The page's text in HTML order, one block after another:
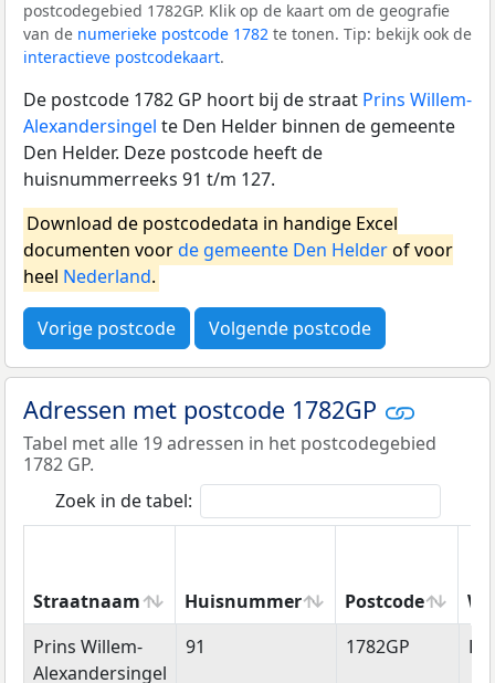
postcodegebied 1782GP. Klik op de kaart om de geografie
van de numerieke postcode 1782 te tonen. Tip: bekijk ook de
interactieve postcodekaart.
De postcode 1782 GP hoort bij de straat Prins Willem-
Alexandersingel te Den Helder binnen de gemeente
Den Helder. Deze postcode heeft de
huisnummerreeks 91 t/m 127.
Download de postcodedata in handige Excel
documenten voorde gemeente Den Helderof voor
heel Nederland.
Vorige postcode Volgende postcode
Adressen met postcode 1782GP
Tabel met alle 19 adressen in het postcodegebied
1782 GP.
Zoek in de tabel:
Straatnaam Huisnummer Postcode
Straatnaam
Huisnummer Postcode
Prins Willem-
Alexandersingel
91 1782GP